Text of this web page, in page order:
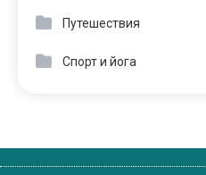
Путешествия
Спорт и йога